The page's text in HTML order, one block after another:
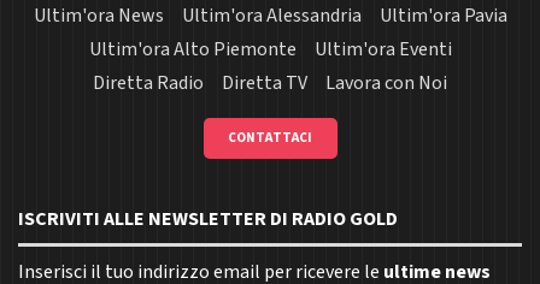
Ultim'ora News
Ultim'ora Alessandria
Ultim'ora Pavia
Ultim'ora Alto Piemonte
Ultim'ora Eventi
Diretta Radio
Diretta TV Lavora con Noi
CONTATTACI
ISCRIVITI ALLE NEWSLETTER DI RADIO GOLD
Inserisci il tuo indirizzo email per ricevere le ultime news